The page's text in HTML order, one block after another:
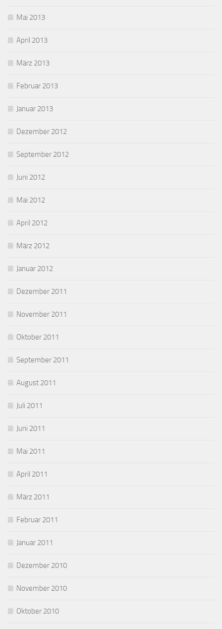
Mai 2013
April 2013
März 2013
Februar 2013
Januar 2013
Dezember 2012
September 2012
Juni 2012
Mai 2012
April 2012
März 2012
Januar 2012
Dezember 2011
November 2011
Oktober 2011
September 2011
August 2011
Juli 2011
Juni 2011
Mai 2011
April 2011
März 2011
Februar 2011
Januar 2011
Dezember 2010
November 2010
Oktober 2010